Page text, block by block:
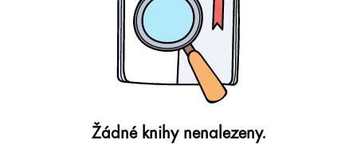
Žádné knihy nenalezeny.